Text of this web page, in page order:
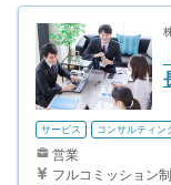
サービス コンサルティン
営業